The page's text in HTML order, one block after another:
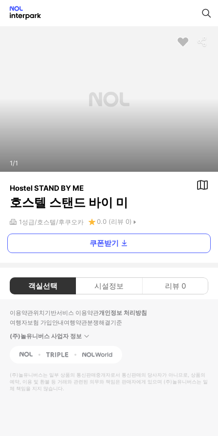
1/1
Hostel STAND BY ME
호스텔 스탠드 바이 미
1성급 호스텔 후쿠오카 0.0 (리뷰 0)
쿠폰받기
객실선택 시설정보 리뷰 0
이용약관위치기반서비스 이용약관개인정보 처리방침
여행자보험 가입안내여행약관분쟁해결기준
(주)놀유니버스 사업자 정보
NOL Triple Interpark Global
(주)놀유니버스는 일부 상품의 통신판매중개자로서 통신판매의 당사자가 아니므로, 상품의
예약, 이용 및 환불 등 거래와 관련된 의무와 책임은 판매자에게 있으며 (주)놀유니버스는 일
체 책임을 지지 않습니다.